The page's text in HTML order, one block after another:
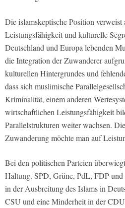
Die islamskeptische Position verweist
Leistungsfähigkeit und kulturelle
Deutschland und Europa lebenden
die Integration der Zuwanderer
kulturellen Hintergrundes und
dass sich muslimische
Kriminalität, einem anderen
wirtschaftlichen Leistungsfähigkeit
Parallelstrukturen weiter wachsen.
Zuwanderung möchte man auf
Bei den politischen Parteien
Haltung. SPD, Grüne, PdL, FDP
in der Ausbreitung des Islams in
CSU und eine Minderheit in der